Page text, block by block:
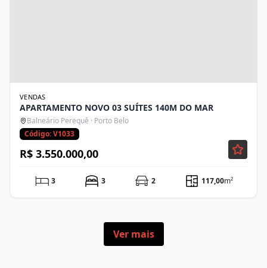
VENDAS
APARTAMENTO NOVO 03 SUÍTES 140M DO MAR
Balneário Perequê · Porto Belo
Código: V1033
R$ 3.550.000,00
3 3 2 117,00m²
Ver mais